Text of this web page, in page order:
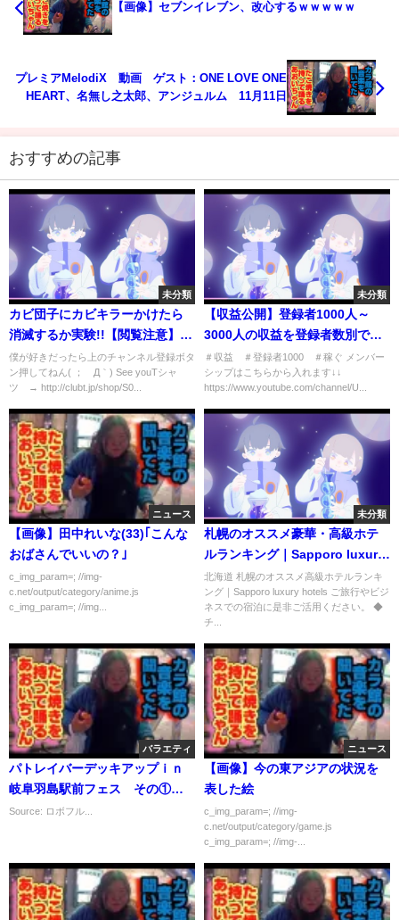
【画像】セブンイレブン、改心するｗｗｗｗｗ
プレミアMelodiX 動画 ゲスト：ONE LOVE ONE
HEART、名無し之太郎、アンジュルム 11月11日
おすすめの記事
未分類
カビ団子にカビキラーかけたら
消滅するか実験!!【閲覧注意】
PDS
僕が好きだったら上のチャンネル登録ボタ
ン押してねん( ；´Д｀) See youTシャ
ツ → http://clubt.jp/shop/S0...
未分類
【収益公開】登録者1000人～
3000人の収益を登録者数別で公
開します
＃収益 ＃登録者1000 ＃稼ぐ メンバー
シップはこちらから入れます↓↓
https://www.youtube.com/channel/U...
ニュース
【画像】田中れいな(33)｢こんな
おばさんでいいの？｣
c_img_param=; //img-
c.net/output/category/anime.js
c_img_param=; //img...
未分類
札幌のオススメ豪華・高級ホテ
ルランキング｜Sapporo luxury
hotels
北海道 札幌のオススメ高級ホテルランキ
ング｜Sapporo luxury hotels ご旅行やビジ
ネスでの宿泊に是非ご活用ください。 ◆
チ...
バラエティ
パトレイバーデッキアップｉｎ
岐阜羽島駅前フェス その①
2018年11月3日
Source: ロボフル...
ニュース
【画像】今の東アジアの状況を
表した絵
c_img_param=; //img-
c.net/output/category/game.js
c_img_param=; //img-...